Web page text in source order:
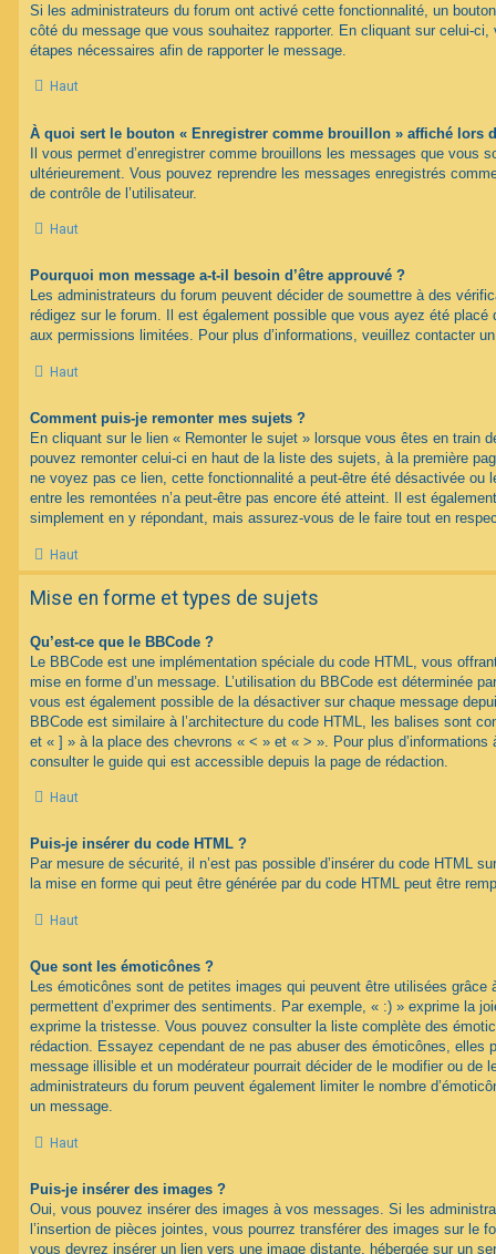
Si les administrateurs du forum ont activé cette fonctionnalité, un
côté du message que vous souhaitez rapporter. En cliquant sur celui-
étapes nécessaires afin de rapporter le message.
Haut
À quoi sert le bouton « Enregistrer comme brouillon » affiché lors
Il vous permet d’enregistrer comme brouillons les messages que vous
ultérieurement. Vous pouvez reprendre les messages enregistrés
de contrôle de l’utilisateur.
Haut
Pourquoi mon message a-t-il besoin d’être approuvé ?
Les administrateurs du forum peuvent décider de soumettre à des
rédigez sur le forum. Il est également possible que vous ayez été placé
aux permissions limitées. Pour plus d’informations, veuillez contacter
Haut
Comment puis-je remonter mes sujets ?
En cliquant sur le lien « Remonter le sujet » lorsque vous êtes en train
pouvez remonter celui-ci en haut de la liste des sujets, à la première
ne voyez pas ce lien, cette fonctionnalité a peut-être été désactivée ou
entre les remontées n’a peut-être pas encore été atteint. Il est
simplement en y répondant, mais assurez-vous de le faire tout en
Haut
Mise en forme et types de sujets
Qu’est-ce que le BBCode ?
Le BBCode est une implémentation spéciale du code HTML, vous
mise en forme d’un message. L’utilisation du BBCode est déterminée
vous est également possible de la désactiver sur chaque message
BBCode est similaire à l’architecture du code HTML, les balises sont
et « ] » à la place des chevrons « < » et « > ». Pour plus d’informations
consulter le guide qui est accessible depuis la page de rédaction.
Haut
Puis-je insérer du code HTML ?
Par mesure de sécurité, il n’est pas possible d’insérer du code HTML
la mise en forme qui peut être générée par du code HTML peut être
Haut
Que sont les émoticônes ?
Les émoticônes sont de petites images qui peuvent être utilisées grâce
permettent d’exprimer des sentiments. Par exemple, « :) » exprime la
exprime la tristesse. Vous pouvez consulter la liste complète des
rédaction. Essayez cependant de ne pas abuser des émoticônes, elles
message illisible et un modérateur pourrait décider de le modifier ou de
administrateurs du forum peuvent également limiter le nombre
un message.
Haut
Puis-je insérer des images ?
Oui, vous pouvez insérer des images à vos messages. Si les
l’insertion de pièces jointes, vous pourrez transférer des images sur le
vous devrez insérer un lien vers une image distante, hébergée sur un